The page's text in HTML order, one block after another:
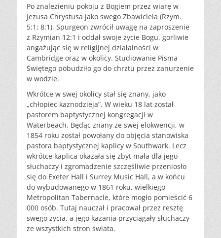
Po znalezieniu pokoju z Bogiem przez wiarę w
Jezusa Chrystusa jako swego Zbawiciela (Rzym.
5:1; 8:1), Spurgeon zwrócił uwagę na zaproszenie
z Rzymian 12:1 i oddał swoje życie Bogu, gorliwie
angażując się w religijnej działalności w
Cambridge oraz w okolicy. Studiowanie Pisma
Świętego pobudziło go do chrztu przez zanurzenie
w wodzie.
Wkrótce w swej okolicy stał się znany, jako
„chłopiec kaznodzieja”. W wieku 18 lat został
pastorem baptystycznej kongregacji w
Waterbeach. Będąc znany ze swej elokwencji, w
1854 roku został powołany do objęcia stanowiska
pastora baptystycznej kaplicy w Southwark. Lecz
wkrótce kaplica okazała się zbyt mała dla jego
słuchaczy i zgromadzenie szczęśliwie przeniosło
się do Exeter Hall i Surrey Music Hall, a w końcu
do wybudowanego w 1861 roku, wielkiego
Metropolitan Tabernacle, które mogło pomieścić 6
000 osób. Tutaj nauczał i pracował przez resztę
swego życia, a jego kazania przyciągały słuchaczy
ze wszystkich stron świata.